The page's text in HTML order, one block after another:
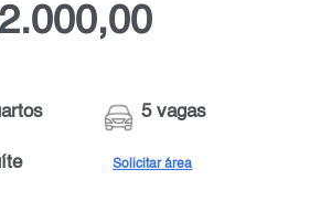
5 vagas
Solicitar área